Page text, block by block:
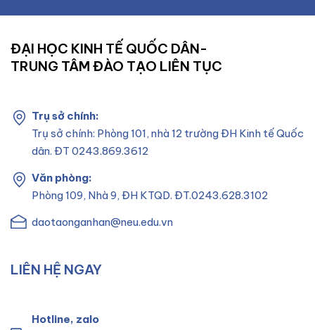
ĐẠI HỌC KINH TẾ QUỐC DÂN-
TRUNG TÂM ĐÀO TẠO LIÊN TỤC
Trụ sở chính:
Trụ sở chính: Phòng 101, nhà 12 trường ĐH Kinh tế Quốc
dân. ĐT 0243.869.3612
Văn phòng:
Phòng 109, Nhà 9, ĐH KTQD. ĐT.0243.628.3102
daotaonganhan@neu.edu.vn
LIÊN HỆ NGAY
Hotline, zalo